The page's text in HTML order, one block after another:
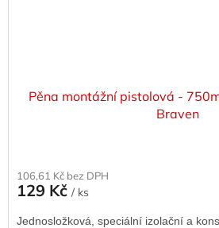
Pěna montážní pistolová -
Braven
106,61 Kč bez DPH
129 Kč / ks
Jednosložková, speciální izolační a